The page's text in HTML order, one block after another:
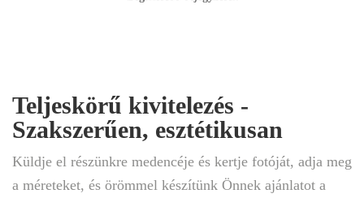
Teljeskörű kivitelezés -
Szakszerűen, esztétikusan
Küldje el részünkre medencéje és kertje fotóját, adja meg
a méreteket, és örömmel készítünk Önnek ajánlatot a